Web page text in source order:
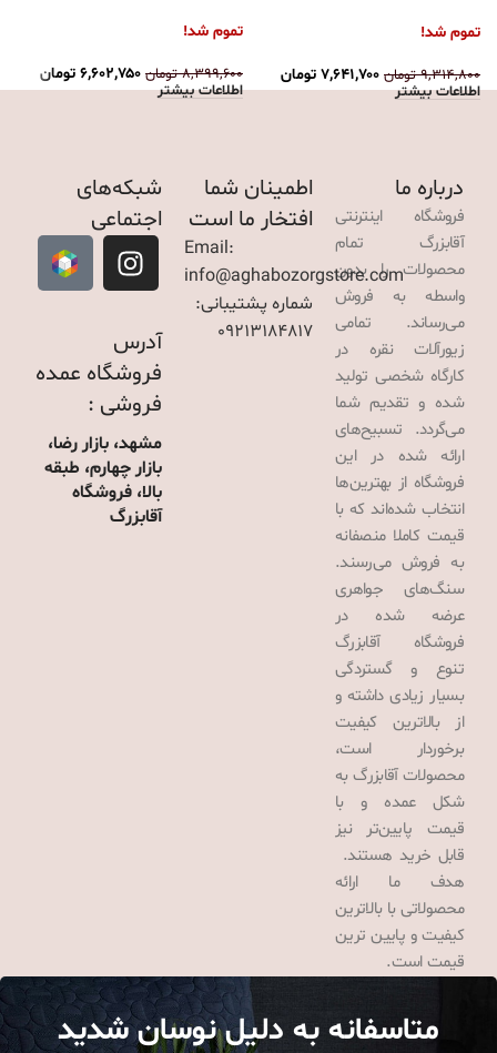
تموم شد!
۹,۳۱۴,۸۰۰ تومان ۷,۶۴۱,۷۰۰ تومان
اطلاعات بیشتر
تموم شد!
۸,۳۹۹,۶۰۰ تومان ۶,۶۰۲,۷۵۰ تومان
اطلاعات بیشتر
درباره ما
فروشگاه اینترنتی
آقابزرگ تمام
محصولات را بدون
واسطه به فروش
می‌رساند. تمامی
زیورآلات نقره در
کارگاه شخصی تولید
شده و تقدیم شما
می‌گردد. تسبیح‌های
ارائه شده در این
فروشگاه از بهترین‌ها
انتخاب شده‌اند که با
قیمت کاملا منصفانه
به فروش می‌رسند.
سنگ‌های جواهری
عرضه شده در
فروشگاه آقابزرگ
تنوع و گستردگی
بسیار زیادی داشته و
از بالاترین کیفیت
برخوردار است،
محصولات آقابزرگ به
شکل عمده و با
قیمت پایین‌تر نیز
قابل خرید هستند.
هدف ما ارائه
محصولاتی با بالاترین
کیفیت و پایین ترین
قیمت است.
اطمینان شما
افتخار ما است
Email:
info@aghabozorgstore.com
شماره پشتیبانی:
09213184817
شبکه‌های
اجتماعی
آدرس
فروشگاه عمده
فروشی :
مشهد، بازار رضا،
بازار چهارم، طبقه
بالا، فروشگاه
آقابزرگ
متاسفانه به دلیل نوسان شدید